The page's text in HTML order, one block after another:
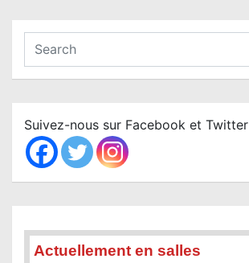
a
c
h
Suivez-nous sur Facebook et Twitter
Actuellement en salles